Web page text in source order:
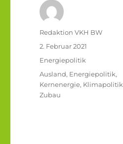
Autor
Redaktion VKH BW
Veröffentlicht
2. Februar 2021
Kategorien
Energiepolitik
Schlagwörter
Ausland, Energiepolitik,
Kernenergie, Klimapolitik
Zubau